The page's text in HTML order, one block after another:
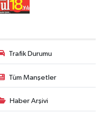
Trafik Durumu
Tüm Manşetler
Haber Arşivi